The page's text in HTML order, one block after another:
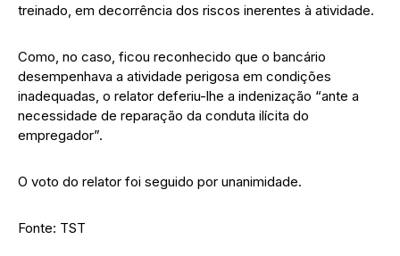
treinado, em decorrência dos riscos inerentes à atividade.
Como, no caso, ficou reconhecido que o bancário
desempenhava a atividade perigosa em condições
inadequadas, o relator deferiu-lhe a indenização “ante a
necessidade de reparação da conduta ilícita do
empregador”.
O voto do relator foi seguido por unanimidade.
Fonte: TST